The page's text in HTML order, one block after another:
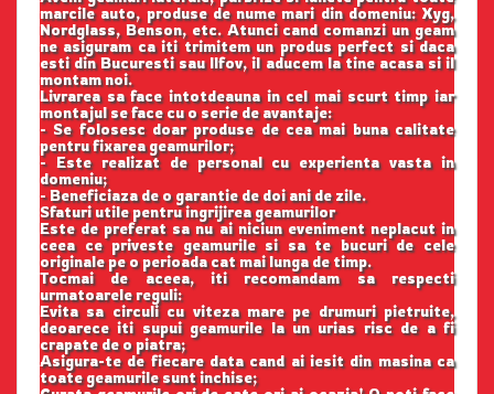
marcile auto, produse de nume mari din domeniu: Xyg,
Nordglass, Benson, etc. Atunci cand comanzi un geam
ne asiguram ca iti trimitem un produs perfect si daca
esti din Bucuresti sau Ilfov, il aducem la tine acasa si il
montam noi.
Livrarea sa face intotdeauna in cel mai scurt timp iar
montajul se face cu o serie de avantaje:
- Se folosesc doar produse de cea mai buna calitate
pentru fixarea geamurilor;
- Este realizat de personal cu experienta vasta in
domeniu;
- Beneficiaza de o garantie de doi ani de zile.
Sfaturi utile pentru ingrijirea geamurilor
Este de preferat sa nu ai niciun eveniment neplacut in
ceea ce priveste geamurile si sa te bucuri de cele
originale pe o perioada cat mai lunga de timp.
Tocmai de aceea, iti recomandam sa respecti
urmatoarele reguli:
Evita sa circuli cu viteza mare pe drumuri pietruite,
deoarece iti supui geamurile la un urias risc de a fi
crapate de o piatra;
Asigura-te de fiecare data cand ai iesit din masina ca
toate geamurile sunt inchise;